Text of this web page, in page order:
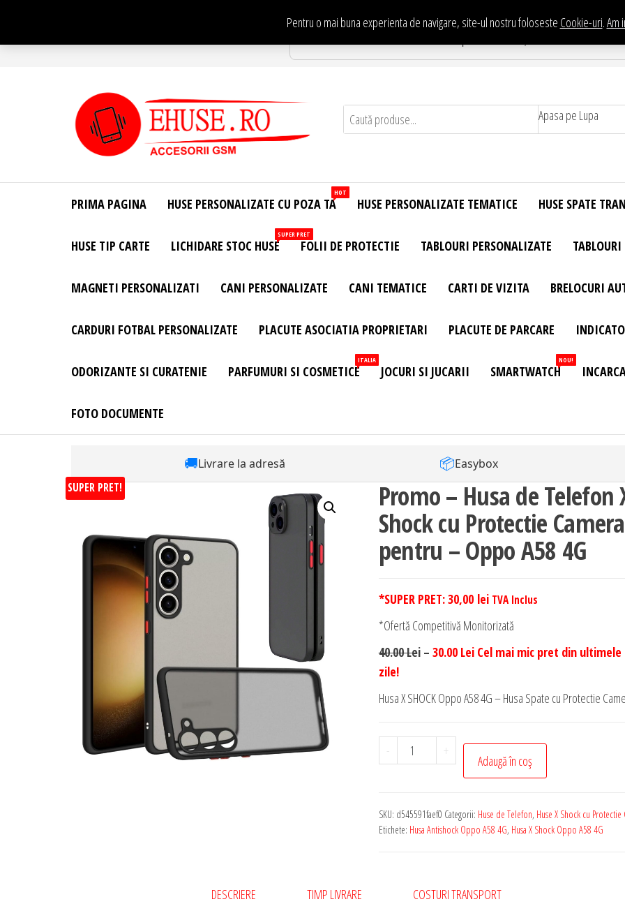
conținut
Pentru o mai buna experienta de navigare, site-ul nostru foloseste Cookie-uri.Am
Te asteptam in Showroom eHuse.ro
Site Oficial .
Huse
Personalizate
Huse
Personalizate
Telefon –
– Accesorii
Apasa pe Lupa
PRIMA PAGINA HUSE PERSONALIZATE CU POZA TA
HOT
HUSE PERSONALIZATE TEMATICE HUSE SPATE
HUSE TIP CARTE LICHIDARE STOC HUSE
SUPER PRET
FOLII DE PROTECTIE TABLOURI PERSONALIZATE TABLOURI
MAGNETI PERSONALIZATI CANI PERSONALIZATE CANI TEMATICE CARTI DE VIZITA BRELOCURI
CARDURI FOTBAL PERSONALIZATE PLACUTE ASOCIATIA PROPRIETARI PLACUTE DE PARCARE
ODORIZANTE SI CURATENIE PARFUMURI SI COSMETICE
ITALIA
JOCURI SI JUCARII SMARTWATCH
NOU!
FOTO DOCUMENTE
🚚Livrare la adresă 📦Easybox
SUPER PRET! Promo – Husa de Telefon
Shock cu Protectie Camera
pentru – Oppo A58 4G
*SUPER PRET:30,00 lei TVA Inclus
*Ofertă Competitivă Monitorizată
40.00 Lei – 30.00 Lei Cel mai mic pret din ultimele
zile!
Husa X SHOCK Oppo A58 4G – Husa Spate cu Protectie
-
Cantitate
Promo
de
+
Adaugă în coș
SKU: d545591faef0 Categorii: Huse de Telefon, Huse X Shock cu Protectie
Etichete: Husa Antishock Oppo A58 4G, Husa X Shock Oppo A58 4G
DESCRIERE TIMP LIVRARE COSTURI TRANSPORT